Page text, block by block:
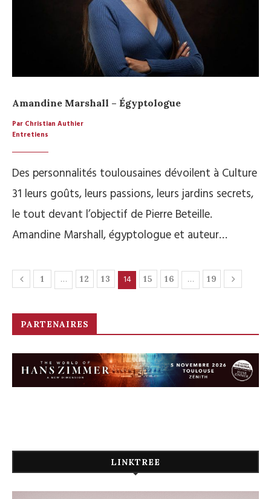
Amandine Marshall – Égyptologue
Par Christian Authier
Entretiens
Des personnalités toulousaines dévoilent à Culture
31 leurs goûts, leurs passions, leurs jardins secrets,
le tout devant l’objectif de Pierre Beteille.
Amandine Marshall, égyptologue et auteur…
1 … 12 13 14 15 16 … 19
PARTENAIRES
LINKTREE